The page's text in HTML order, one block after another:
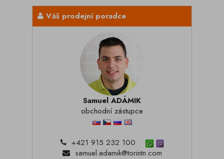
Váš prodejní poradce
Samuel ADÁMIK
obchodní zástupce
+421 915 232 100
samuel.adamik@torintn.com